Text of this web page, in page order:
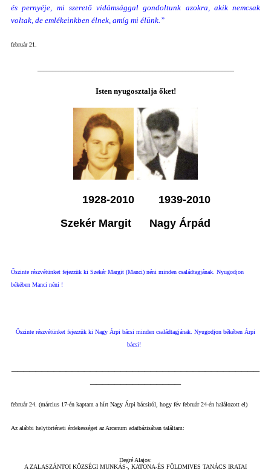
és pernyéje, mi szerető vidámsággal gondoltunk azokra, akik nemcsak
voltak, de emlékeinkben élnek, amíg mi élünk.”
február 21.
Isten nyugosztalja őket!
1928-2010 1939-2010
Szekér Margit Nagy Árpád
Őszinte részvétünket fejezzük ki Szekér Margit (Manci) néni minden családtagjának. Nyugodjon
békében Manci néni !
Őszinte részvétünket fejezzük ki Nagy Árpi bácsi minden családtagjának. Nyugodjon békében Árpi
bácsi!
február 24. (március 17-én kaptam a hírt Nagy Árpi bácsiról, hogy fév február 24-én halálozott el)
Az alábbi helytörténeti érdekességet az Arcanum adatbázisában találtam:
Degré Alajos:
A ZALASZÁNTOI KÖZSÉGI MUNKÁS-, KATONA-ÉS FÖLDMIVES TANÁCS IRATAI